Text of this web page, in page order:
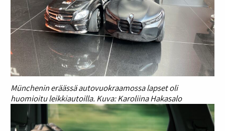
Münchenin eräässä autovuokraamossa lapset oli
huomioitu leikkiautoilla. Kuva: Karoliina Hakasalo